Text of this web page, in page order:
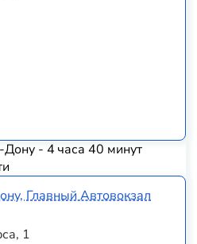
- 4 часа 40 минут
Главный Автовокзал
1